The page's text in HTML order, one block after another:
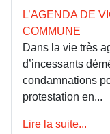
L’AGENDA DE
COMMUNE
Dans la vie très
d’incessants
condamnations
protestation en...
Lire la suite...